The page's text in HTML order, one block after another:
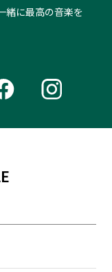
緒に最高の音楽を